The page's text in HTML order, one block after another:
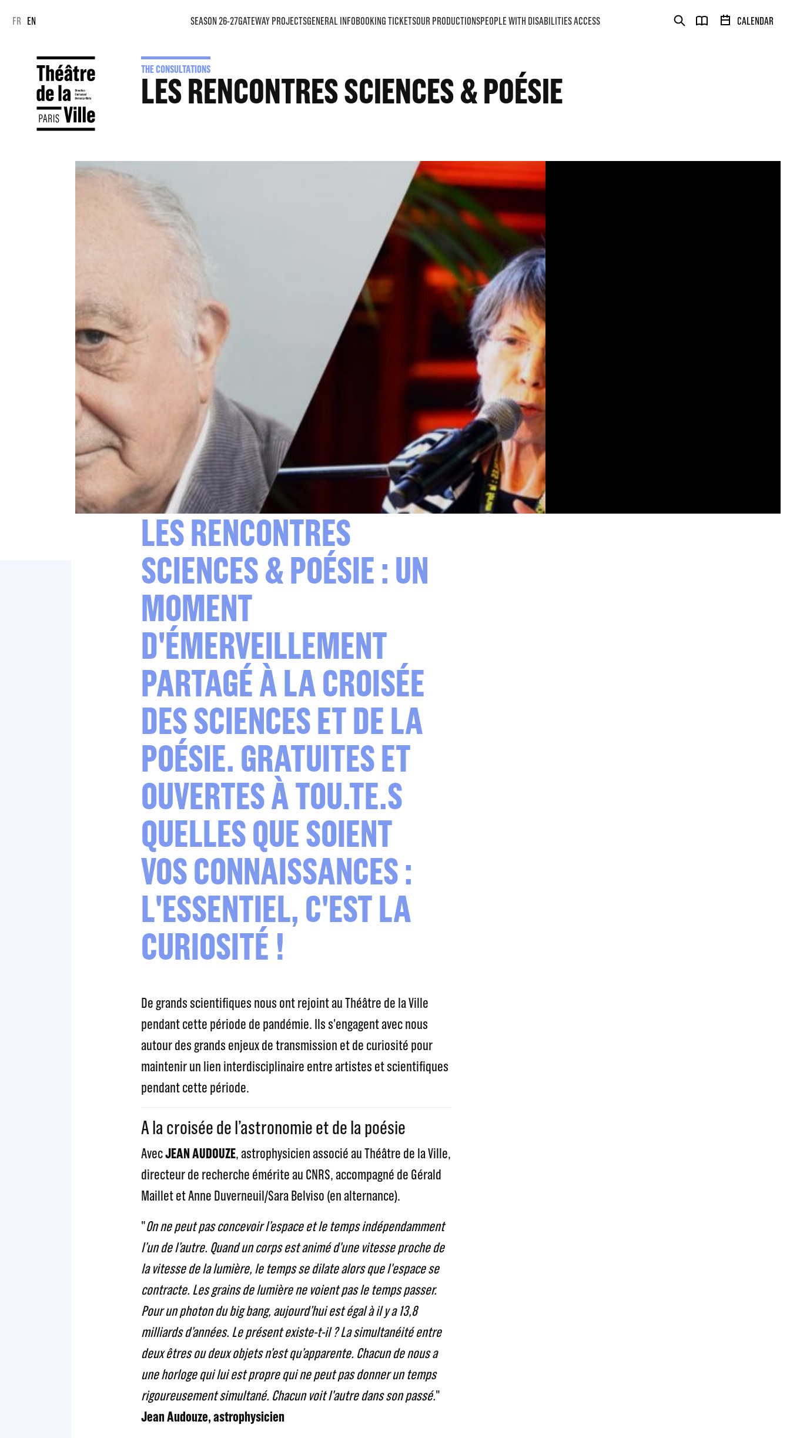
FR EN CALENDAR
SEASON 26-27GATEWAY PROJECTSGENERAL INFOBOOKING TICKETSOUR PRODUCTIONSPEOPLE WITH DISABILITIES ACCESS
THE CONSULTATIONS
LES RENCONTRES SCIENCES & POÉSIE
LES RENCONTRES
SCIENCES & POÉSIE : UN
MOMENT
D'ÉMERVEILLEMENT
PARTAGÉ À LA CROISÉE
DES SCIENCES ET DE LA
POÉSIE. GRATUITES ET
OUVERTES À TOU.TE.S
QUELLES QUE SOIENT
VOS CONNAISSANCES :
L'ESSENTIEL, C'EST LA
CURIOSITÉ !
De grands scientifiques nous ont rejoint au Théâtre de la Ville
pendant cette période de pandémie. Ils s'engagent avec nous
autour des grands enjeux de transmission et de curiosité pour
maintenir un lien interdisciplinaire entre artistes et scientifiques
pendant cette période.
A la croisée de l’astronomie et de la poésie
AvecJEAN AUDOUZE, astrophysicien associé au Théâtre de la Ville,
directeur de recherche émérite au CNRS, accompagné de Gérald
Maillet et Anne Duverneuil/Sara Belviso (en alternance).
"On ne peut pas concevoir l’espace et le temps indépendamment
l’un de l’autre. Quand un corps est animé d'une vitesse proche de
la vitesse de la lumière, le temps se dilate alors que l'espace se
contracte. Les grains de lumière ne voient pas le temps passer.
Pour un photon du big bang, aujourd’hui est égal à il y a 13,8
milliards d’années. Le présent existe-t-il ? La simultanéité entre
deux êtres ou deux objets n’est qu’apparente. Chacun de nous a
une horloge qui lui est propre qui ne peut pas donner un temps
rigoureusement simultané. Chacun voit l'autre dans son passé."
Jean Audouze, astrophysicien